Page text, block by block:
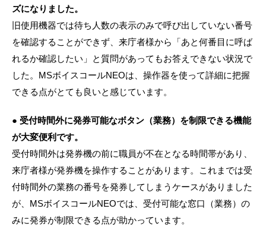
ズになりました。
旧使用機器では待ち人数の表示のみで呼び出していない番号
を確認することができず、来庁者様から「あと何番目に呼ば
れるか確認したい」と質問があってもお答えできない状況で
した。MSボイスコールNEOは、操作器を使って詳細に把握
できる点がとても良いと感じています。
● 受付時間外に発券可能なボタン（業務）を制限できる機能
が大変便利です。
受付時間外は発券機の前に職員が不在となる時間帯があり、
来庁者様が発券機を操作することがあります。これまでは受
付時間外の業務の番号を発券してしまうケースがありました
が、MSボイスコールNEOでは、受付可能な窓口（業務）の
みに発券が制限できる点が助かっています。